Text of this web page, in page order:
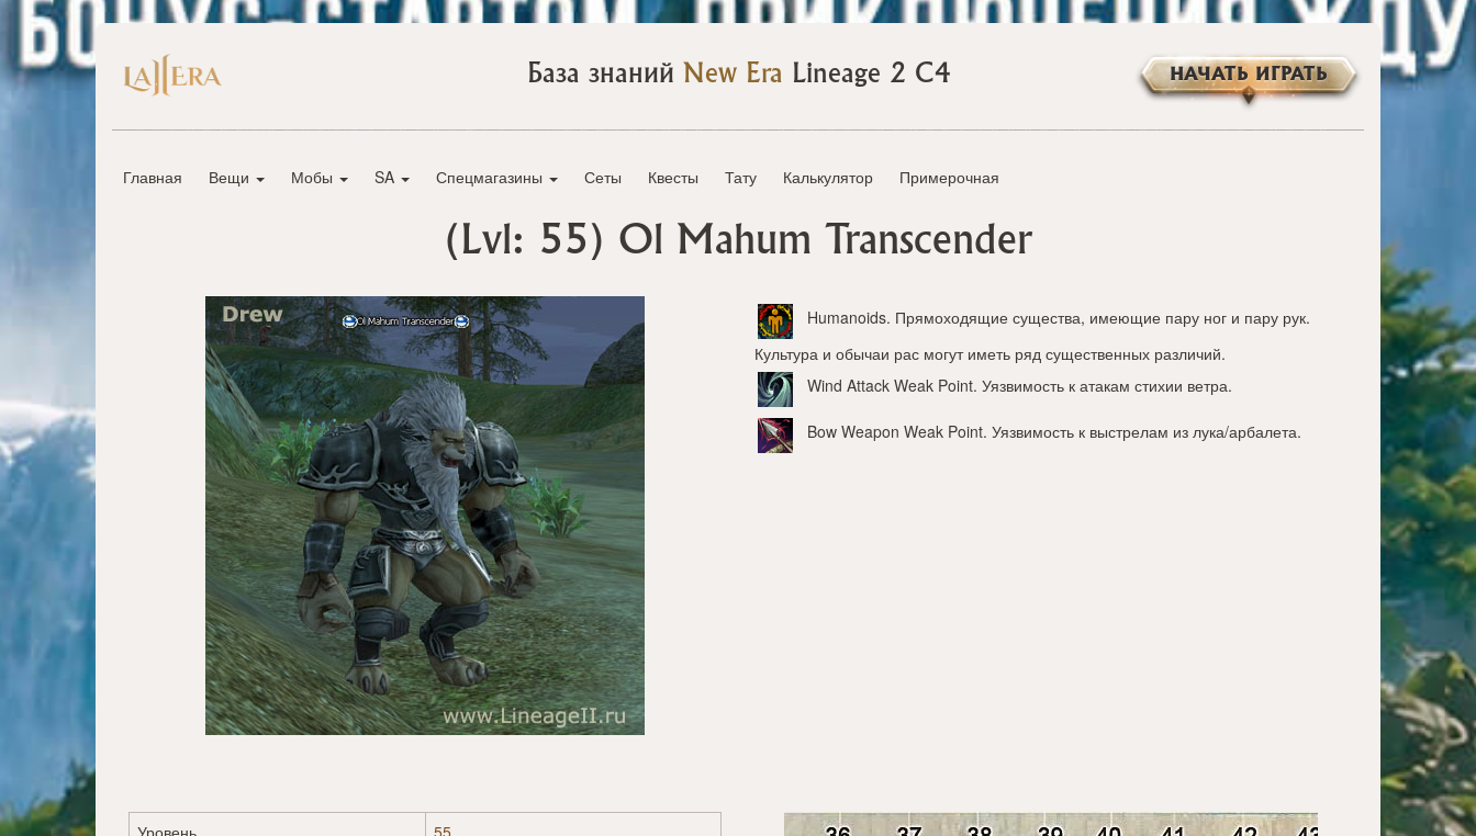
База знаний New Era Lineage 2 C4 НАЧАТЬ ИГРАТЬ
Главная Вещи Мобы SA Спецмагазины Сеты Квесты Тату Калькулятор Примерочная
(Lvl: 55) Ol Mahum Transcender
Humanoids. Прямоходящие существа, имеющие пару ног и пару рук.
Культура и обычаи рас могут иметь ряд существенных различий.
Wind Attack Weak Point. Уязвимость к атакам стихии ветра.
Bow Weapon Weak Point. Уязвимость к выстрелам из лука/арбалета.